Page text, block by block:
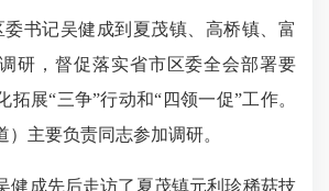
书记吴健成到夏茂镇、高桥镇、富
研，督促落实省市区委全会部署要
拓展“三争”行动和“四领一促”工作。
）主要负责同志参加调研。
成先后走访了夏茂镇元利珍稀菇技